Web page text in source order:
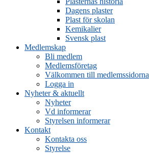
Dagens plaster
Plast för skolan
Kemikalier
Svensk plast
Medlemskap
Bli medlem
Medlemsföretag
Välkommen till medlemssidorna
Logga in
Nyheter & aktuellt
Nyheter
Vd informerar
Styrelsen informerar
Kontakt
Kontakta oss
Styrelse